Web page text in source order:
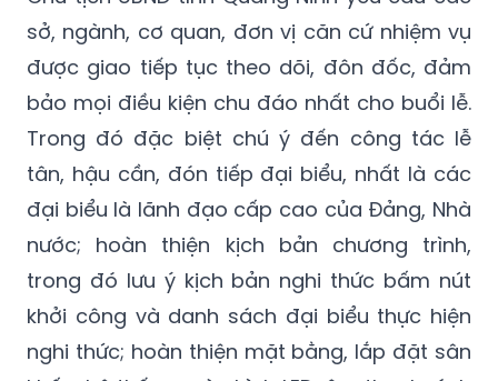
sở, ngành, cơ quan, đơn vị căn cứ nhiệm vụ
được giao tiếp tục theo dõi, đôn đốc, đảm
bảo mọi điều kiện chu đáo nhất cho buổi lễ.
Trong đó đặc biệt chú ý đến công tác lễ
tân, hậu cần, đón tiếp đại biểu, nhất là các
đại biểu là lãnh đạo cấp cao của Đảng, Nhà
nước; hoàn thiện kịch bản chương trình,
trong đó lưu ý kịch bản nghi thức bấm nút
khởi công và danh sách đại biểu thực hiện
nghi thức; hoàn thiện mặt bằng, lắp đặt sân